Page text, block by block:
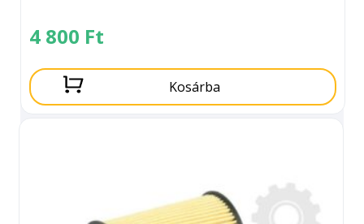
4 800 Ft
Kosárba